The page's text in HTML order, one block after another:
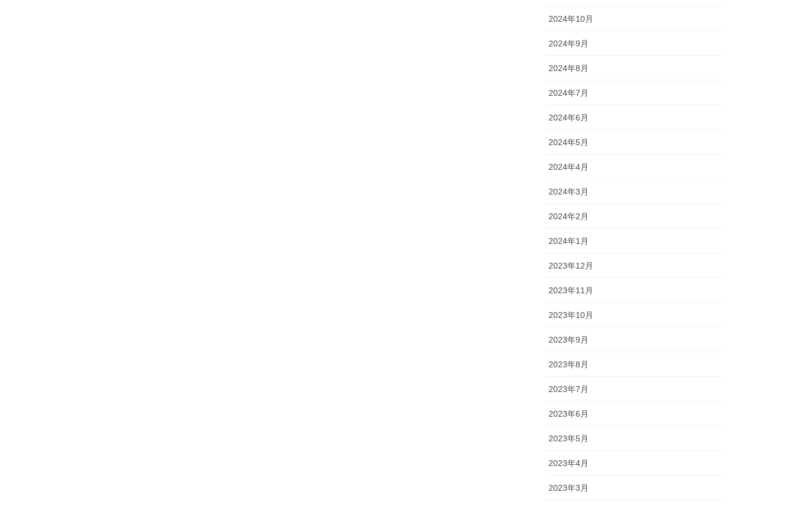
2024年10月
2024年9月
2024年8月
2024年7月
2024年6月
2024年5月
2024年4月
2024年3月
2024年2月
2024年1月
2023年12月
2023年11月
2023年10月
2023年9月
2023年8月
2023年7月
2023年6月
2023年5月
2023年4月
2023年3月